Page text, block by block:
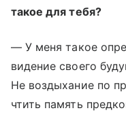
такое для тебя?
— У меня такое
видение своего
Не воздыхание по
чтить память